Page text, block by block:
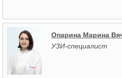
Опарина Марина
УЗИ-специалист